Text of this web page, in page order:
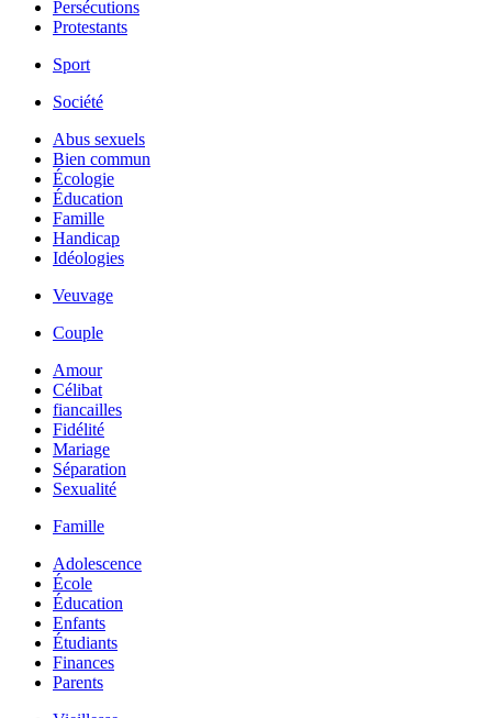
Persécutions
Protestants
Sport
Société
Abus sexuels
Bien commun
Écologie
Éducation
Famille
Handicap
Idéologies
Veuvage
Couple
Amour
Célibat
fiancailles
Fidélité
Mariage
Séparation
Sexualité
Famille
Adolescence
École
Éducation
Enfants
Étudiants
Finances
Parents